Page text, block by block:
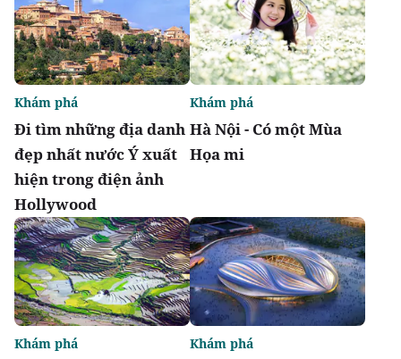
Đi tìm những địa danh
đẹp nhất nước Ý xuất
hiện trong điện ảnh
Hollywood
Khám phá
Hà Nội - Có một Mùa
Họa mi
Khám phá
Khám phá Khám phá